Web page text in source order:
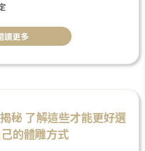
讀更多
秘 了解這些才能更好選
的體雕方式